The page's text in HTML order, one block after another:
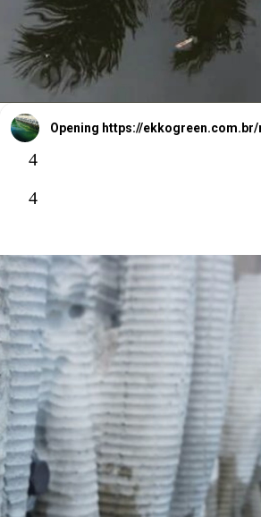
Opening
4
4